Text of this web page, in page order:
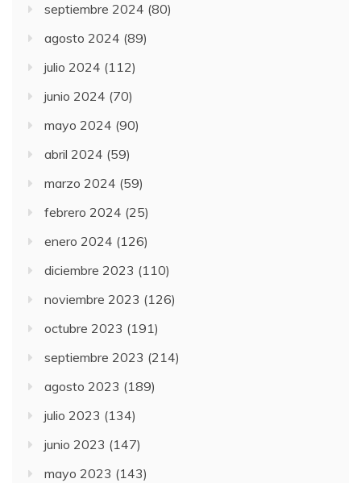
septiembre 2024 (80)
agosto 2024 (89)
julio 2024 (112)
junio 2024 (70)
mayo 2024 (90)
abril 2024 (59)
marzo 2024 (59)
febrero 2024 (25)
enero 2024 (126)
diciembre 2023 (110)
noviembre 2023 (126)
octubre 2023 (191)
septiembre 2023 (214)
agosto 2023 (189)
julio 2023 (134)
junio 2023 (147)
mayo 2023 (143)